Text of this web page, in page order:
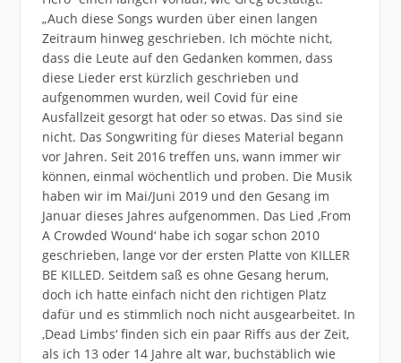
„Auch diese Songs wurden über einen langen
Zeitraum hinweg geschrieben. Ich möchte nicht,
dass die Leute auf den Gedanken kommen, dass
diese Lieder erst kürzlich geschrieben und
aufgenommen wurden, weil Covid für eine
Ausfallzeit gesorgt hat oder so etwas. Das sind sie
nicht. Das Songwriting für dieses Material begann
vor Jahren. Seit 2016 treffen uns, wann immer wir
können, einmal wöchentlich und proben. Die Musik
haben wir im Mai/Juni 2019 und den Gesang im
Januar dieses Jahres aufgenommen. Das Lied ,From
A Crowded Wound‘ habe ich sogar schon 2010
geschrieben, lange vor der ersten Platte von KILLER
BE KILLED. Seitdem saß es ohne Gesang herum,
doch ich hatte einfach nicht den richtigen Platz
dafür und es stimmlich noch nicht ausgearbeitet. In
,Dead Limbs‘ finden sich ein paar Riffs aus der Zeit,
als ich 13 oder 14 Jahre alt war, buchstäblich wie